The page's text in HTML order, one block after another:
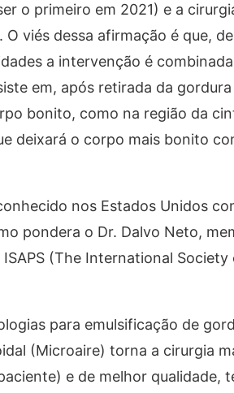
o primeiro em 2021) e a
viés dessa afirmação é que,
a intervenção é
em, após retirada da
bonito, como na região da
deixará o corpo mais bonito
nos Estados Unidos
pondera o Dr. Dalvo Neto,
(The International
para emulsificação de
(Microaire) torna a cirurgia
e de melhor qualidade,